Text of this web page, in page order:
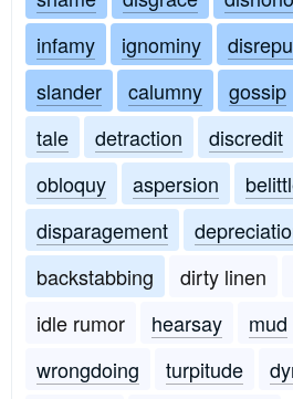
infamy
ignominy
slander
calumny gossip
tale
detraction discredit
obloquy
aspersion
disparagement
backstabbing
dirty linen
idle rumor
hearsay mud
wrongdoing
turpitude